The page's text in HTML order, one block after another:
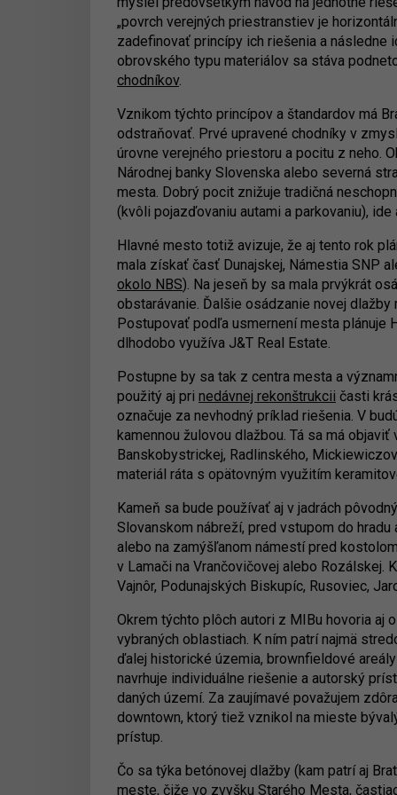
„povrch verejných priestranstiev je
zadefinovať princípy ich riešenia a
obrovského typu materiálov sa stáva
chodníkov.
Vznikom týchto princípov a štandardov má
odstraňovať. Prvé upravené chodníky v
úrovne verejného priestoru a pocitu z neho.
Národnej banky Slovenska alebo severná
mesta. Dobrý pocit znižuje tradičná
(kvôli pojazďovaniu autami a parkovaniu), ide
Hlavné mesto totiž avizuje, že aj tento rok
mala získať časť Dunajskej, Námestia SNP
okolo NBS). Na jeseň by sa mala prvýkrát
obstarávanie. Ďalšie osádzanie novej
Postupovať podľa usmernení mesta plánuje
dlhodobo využíva J&T Real Estate.
Postupne by sa tak z centra mesta a
použitý aj pri nedávnej rekonštrukcii časti
označuje za nevhodný príklad riešenia. V
kamennou žulovou dlažbou. Tá sa má
Banskobystrickej, Radlinského,
materiál ráta s opätovným využitím
Kameň sa bude používať aj v jadrách
Slovanskom nábreží, pred vstupom do
alebo na zamýšľanom námestí pred
v Lamači na Vrančovičovej alebo Rozálskej.
Vajnôr, Podunajských Biskupíc, Rusoviec,
Okrem týchto plôch autori z MIBu hovoria aj
vybraných oblastiach. K ním patrí najmä
ďalej historické územia, brownfieldové
navrhuje individuálne riešenie a autorský
daných území. Za zaujímavé považujem
downtown, ktorý tiež vznikol na mieste
prístup.
Čo sa týka betónovej dlažby (kam patrí aj
meste, čiže vo zvyšku Starého Mesta,